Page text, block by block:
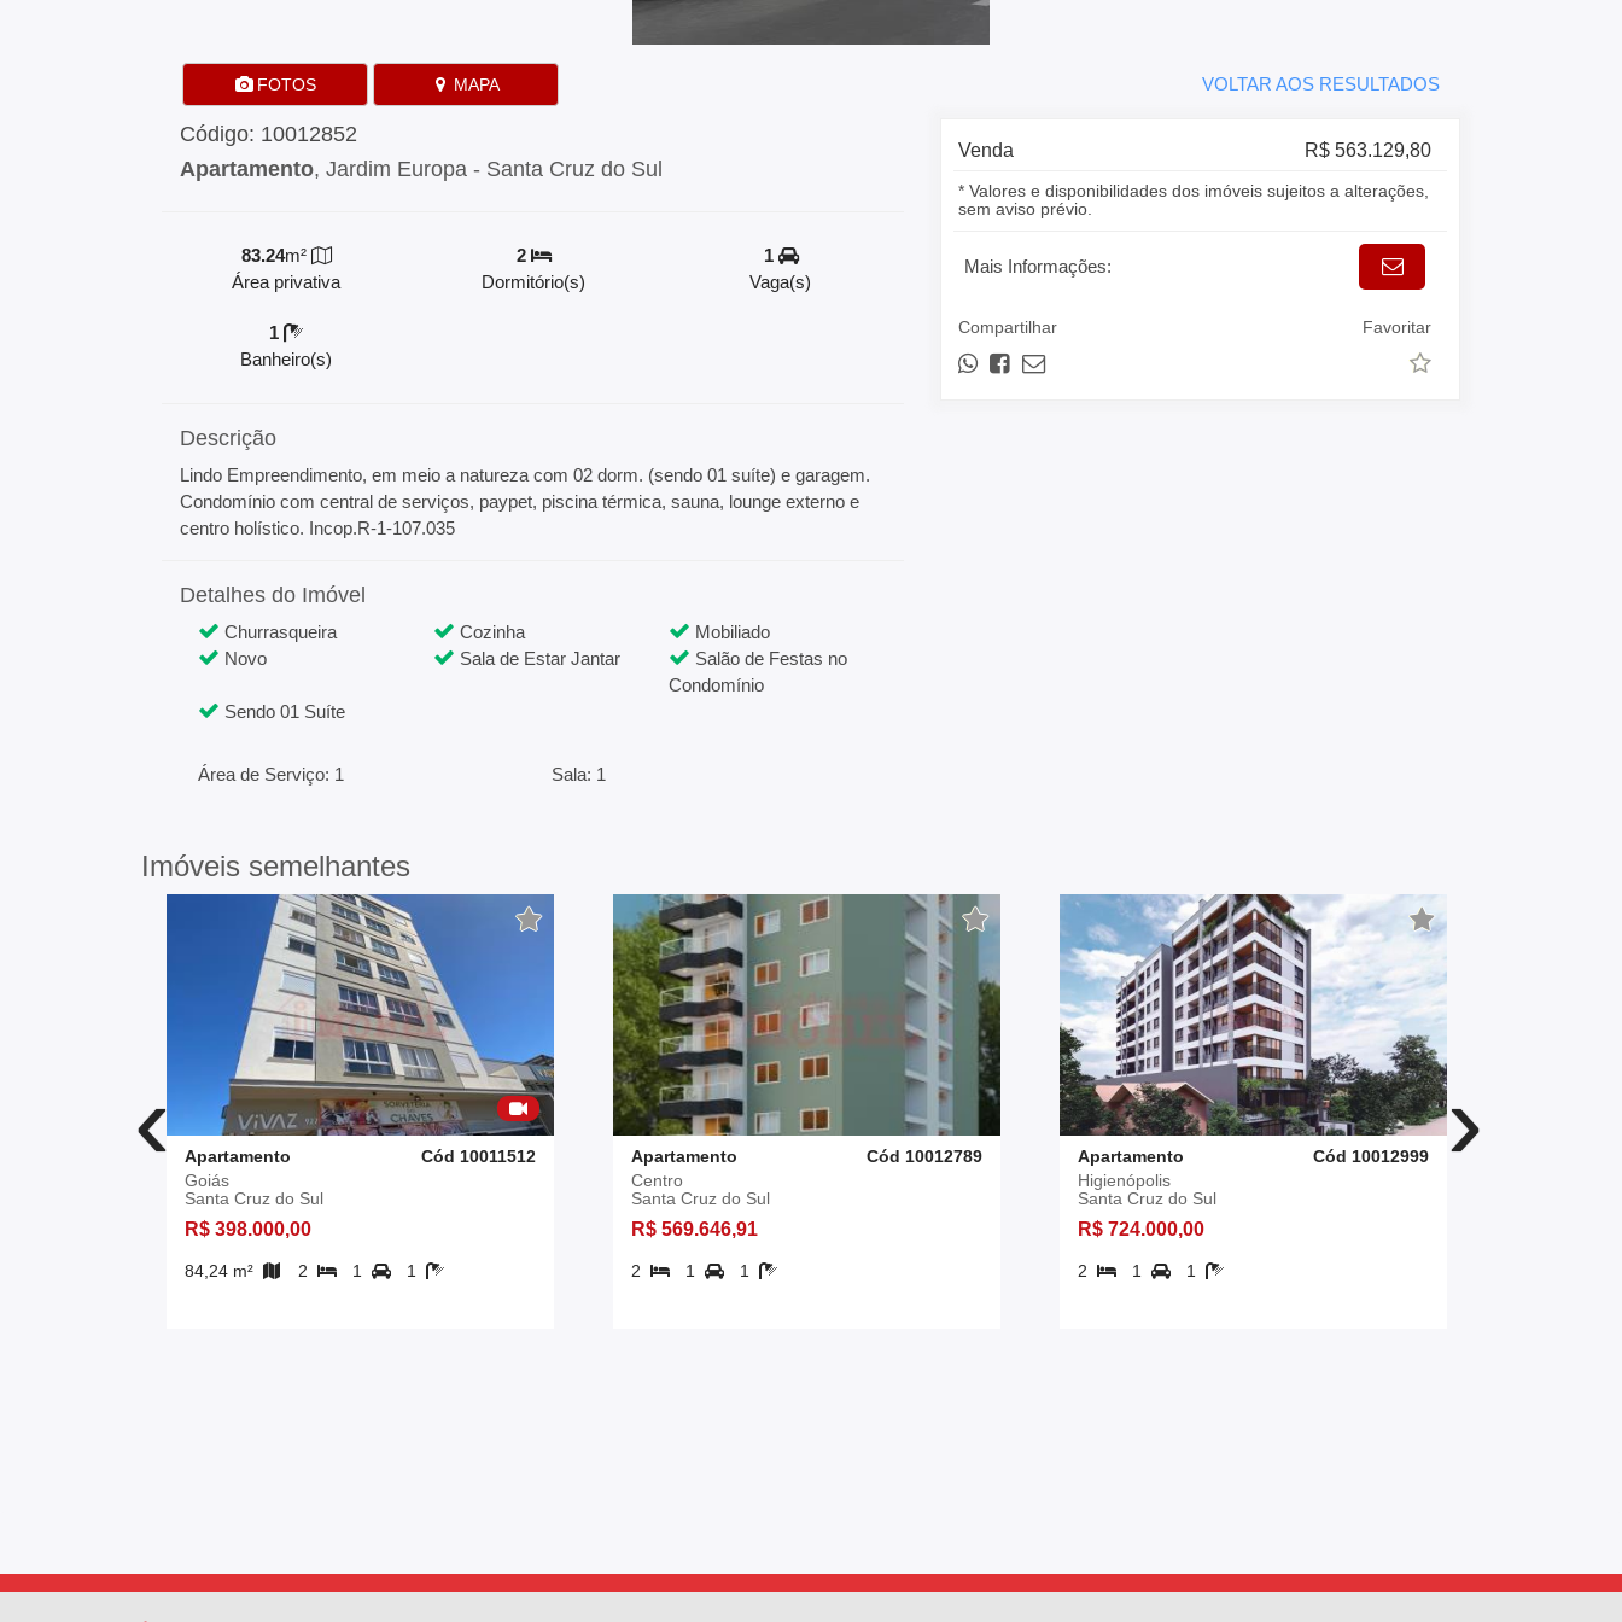
FOTOS MAPA VOLTAR AOS RESULTADOS
Código: 10012852
Apartamento, Jardim Europa - Santa Cruz do Sul
83.24m²
Área privativa
2
Dormitório(s)
1
Vaga(s)
1
Banheiro(s)
Descrição
Lindo Empreendimento, em meio a natureza com 02 dorm. (sendo 01 suíte) e garagem.
Condomínio com central de serviços, paypet, piscina térmica, sauna, lounge externo e
centro holístico. Incop.R-1-107.035
Detalhes do Imóvel
Churrasqueira Cozinha
Mobiliado
Novo
Sala de Estar Jantar
Salão de Festas no
Condomínio
Sendo 01 Suíte
Área de Serviço: 1 Sala: 1
Venda R$ 563.129,80
* Valores e disponibilidades dos imóveis sujeitos a alterações,
sem aviso prévio.
Mais Informações:
Compartilhar Favoritar
Imóveis semelhantes
‹ Apartamento
Cód 10011512
Goiás
Santa Cruz do Sul
R$ 398.000,00
84,24 m² 2 1 1
Apartamento
Cód 10012789
Centro
Santa Cruz do Sul
R$ 569.646,91
2 1 1
Apartamento
Cód 10012999
Higienópolis
Santa Cruz do Sul
R$ 724.000,00
2 1 1
›